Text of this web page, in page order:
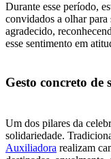
Durante esse período,
convidados a olhar para
agradecido,
esse sentimento em
Gesto concreto de
Um dos pilares da
solidariedade.
Auxiliadora realizam